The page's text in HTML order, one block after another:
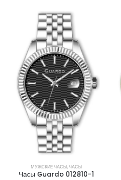
МУЖСКИЕ ЧАСЫ,ЧАСЫ
Часы Guardo 012810-1